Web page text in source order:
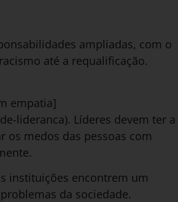
ampliadas, com o
até a requalificação.
empatia]
lideranca). Líderes devem ter a
os medos das pessoas com
instituições encontrem um
da sociedade.